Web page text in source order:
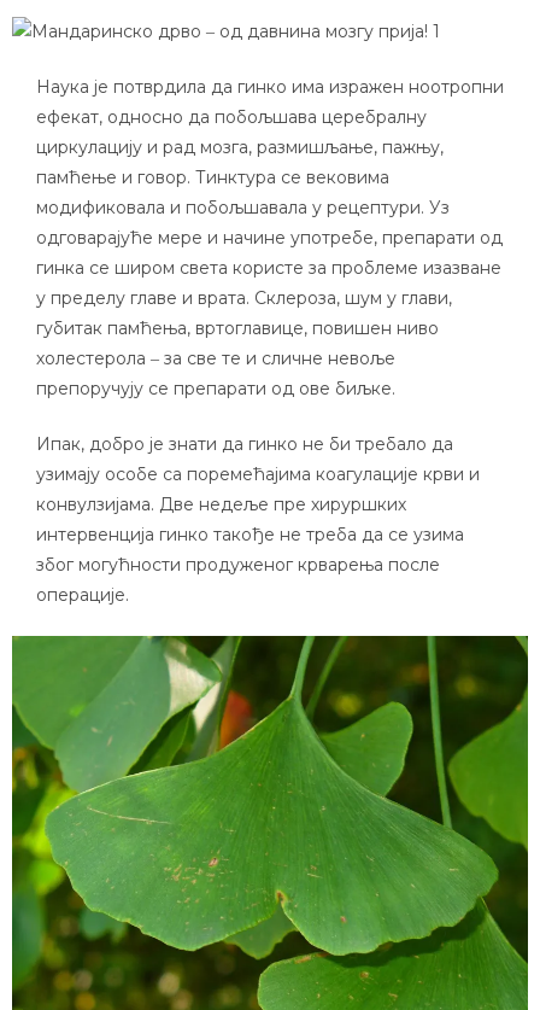
Наука је потврдила да гинко има изражен ноотропни
ефекат, односно да побољшава церебралну
циркулацију и рад мозга, размишљање, пажњу,
памћење и говор. Тинктура се вековима
модификовала и побољшавала у рецептури. Уз
одговарајуће мере и начине употребе, препарати од
гинка се широм света користе за проблеме изазване
у пределу главе и врата. Склероза, шум у глави,
губитак памћења, вртоглавице, повишен ниво
холестерола ‒ за све те и сличне невоље
препоручују се препарати од ове биљке.
Ипак, добро је знати да гинко не би требало да
узимају особе са поремећајима коагулације крви и
конвулзијама. Две недеље пре хируршких
интервенција гинко такође не треба да се узима
због могућности продуженог крварења после
операције.